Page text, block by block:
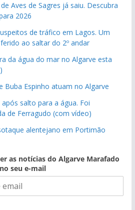
Aves de Sagres já saiu. Descubra
2026
de tráfico em Lagos. Um
ao saltar do 2º andar
da água do mar no Algarve esta
Buba Espinho atuam no Algarve
salto para a água. Foi
de Ferragudo (com vídeo)
alentejano em Portimão
as notícias do Algarve Marafado
no seu e-mail